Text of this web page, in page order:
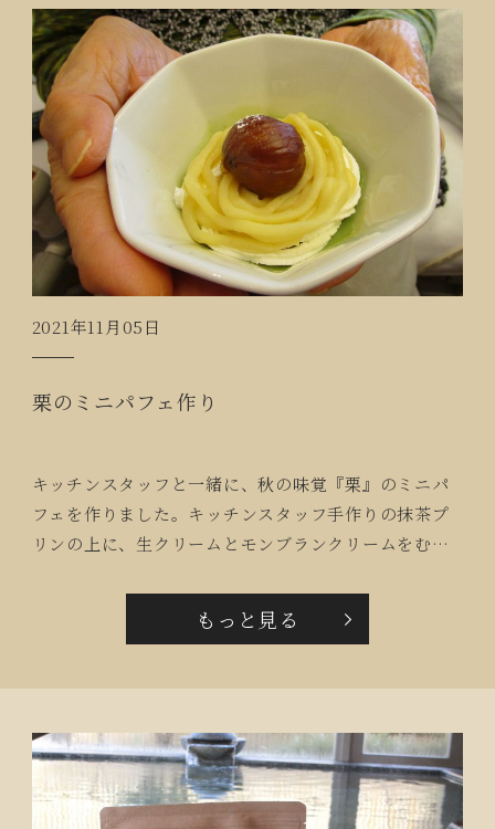
2021年11月05日
栗のミニパフェ作り
キッチンスタッフと一緒に、秋の味覚『栗』のミニパ
フェを作りました。キッチンスタッフ手作りの抹茶プ
リンの上に、生クリームとモンブランクリームをむぎ
な声が聞こえてきます。栗の渋皮煮をのせ、仕上げに
す。
もっと見る